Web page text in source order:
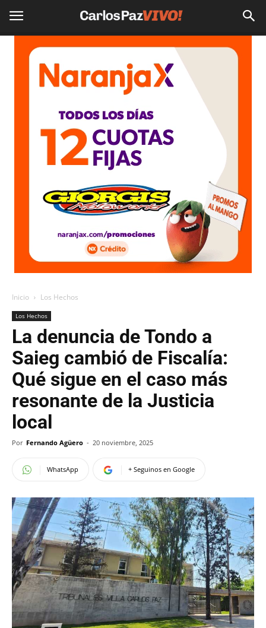
Inicio Los Hechos
Los Hechos
La denuncia de Tondo a
Saieg cambió de Fiscalía:
Qué sigue en el caso más
resonante de la Justicia
local
Por Fernando Agüero - 20 noviembre, 2025
WhatsApp + Seguinos en Google